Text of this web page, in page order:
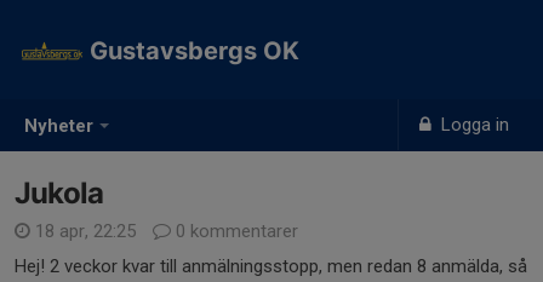
Nyheter Logga in
Gustavsbergs OK
Jukola
18 apr, 22:25
0 kommentarer
Hej! 2 veckor kvar till anmälningsstopp, men redan 8 anmälda, så